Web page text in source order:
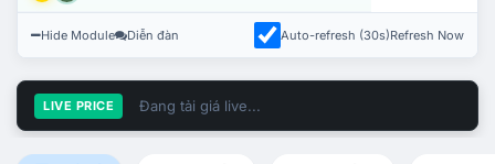
Hide Module Diễn đàn Auto-refresh (30s)Refresh Now
LIVE PRICE Đang tải giá live...